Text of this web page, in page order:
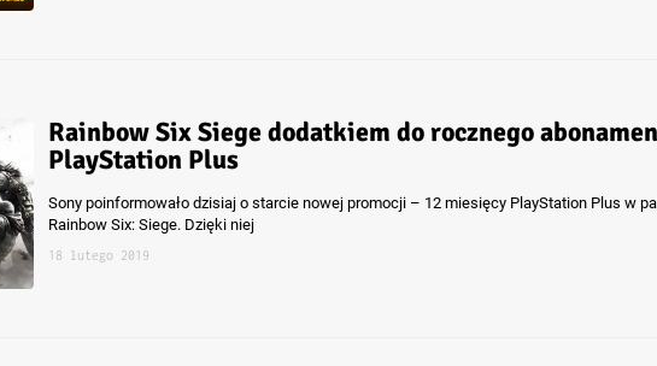
Rainbow Six Siege dodatkiem do rocznego
PlayStation Plus
Sony poinformowało dzisiaj o starcie nowej promocji – 12 miesięcy PlayStation Plus w
Rainbow Six: Siege. Dzięki niej
18 lutego 2019